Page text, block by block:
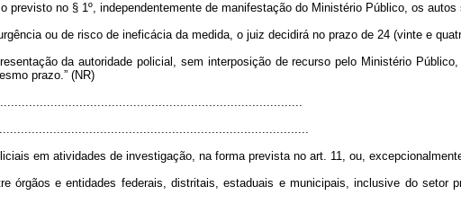
previsto no § 1º, independentemente de manifestação do Ministério Público, os
ou de risco de ineficácia da medida, o juiz decidirá no prazo de 24 (vinte e
da autoridade policial, sem interposição de recurso pelo Ministério
prazo.” (NR)
em atividades de investigação, na forma prevista no art. 11, ou,
órgãos e entidades federais, distritais, estaduais e municipais, inclusive do